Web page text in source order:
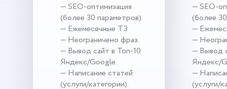
— SEO-оптимизация
(более 30 параметров).
— Ежемесячные ТЗ
— Неограничено фраз.
— Вывод сайт в Топ-10
Яндекс/Google.
— Написание статей
(услуги/категории).
— SEO-
(более
—
—
— Вывод
Яндекс/
—
(услуги/